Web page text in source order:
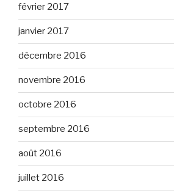
février 2017
janvier 2017
décembre 2016
novembre 2016
octobre 2016
septembre 2016
août 2016
juillet 2016